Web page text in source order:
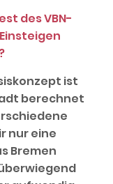
des VBN-
ist
berechnet
nur eine
Bremen